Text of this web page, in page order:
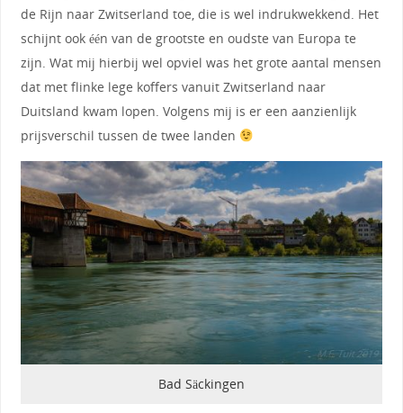
de Rijn naar Zwitserland toe, die is wel indrukwekkend. Het
schijnt ook één van de grootste en oudste van Europa te
zijn. Wat mij hierbij wel opviel was het grote aantal mensen
dat met flinke lege koffers vanuit Zwitserland naar
Duitsland kwam lopen. Volgens mij is er een aanzienlijk
prijsverschil tussen de twee landen
Bad Säckingen